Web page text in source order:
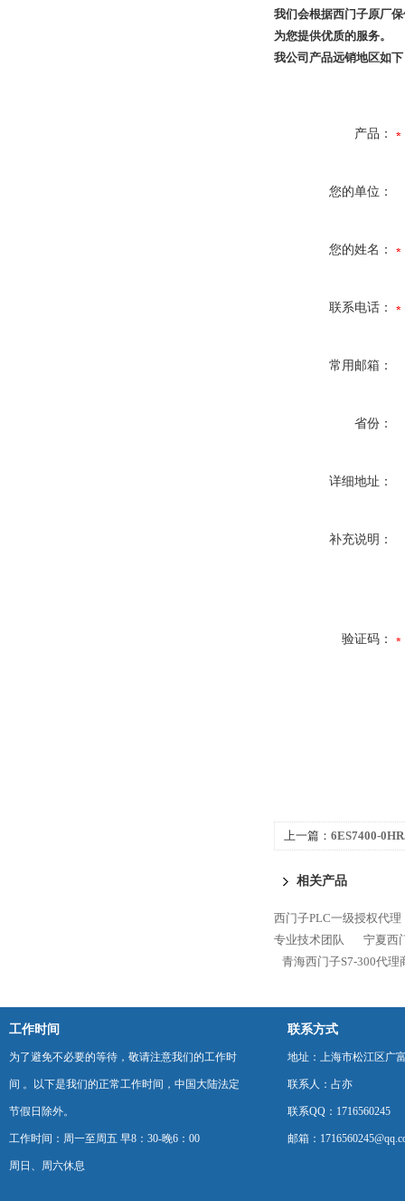
我们会根据西门子原厂
为您提供优质的服务。
我公司产品远销地区如下
产品：
您的单位：
您的姓名：
联系电话：
常用邮箱：
省份：
详细地址：
补充说明：
验证码：
上一篇： 6ES7400-
相关产品
西门子PLC一级授权代理
专业技术团队
宁夏西
青海西门子S7-300代理
工作时间
为了避免不必要的等待，敬请注意我们的工作时
间 。以下是我们的正常工作时间，中国大陆法定
节假日除外。
工作时间：周一至周五 早8：30-晚6：00
周日、周六休息
联系方式
地址：上海市松江区广
联系人：占亦
联系QQ：1716560245
邮箱：